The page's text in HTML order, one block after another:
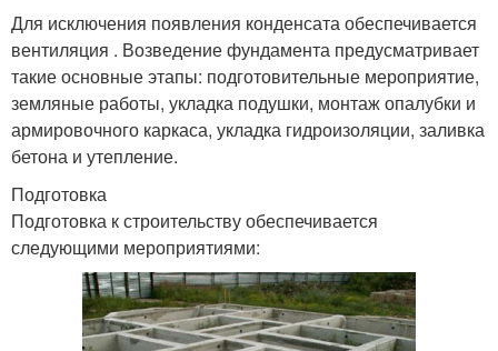
Для исключения появления конденсата обеспечивается
вентиляция . Возведение фундамента предусматривает
такие основные этапы: подготовительные мероприятие,
земляные работы, укладка подушки, монтаж опалубки и
армировочного каркаса, укладка гидроизоляции, заливка
бетона и утепление.
Подготовка
Подготовка к строительству обеспечивается
следующими мероприятиями: